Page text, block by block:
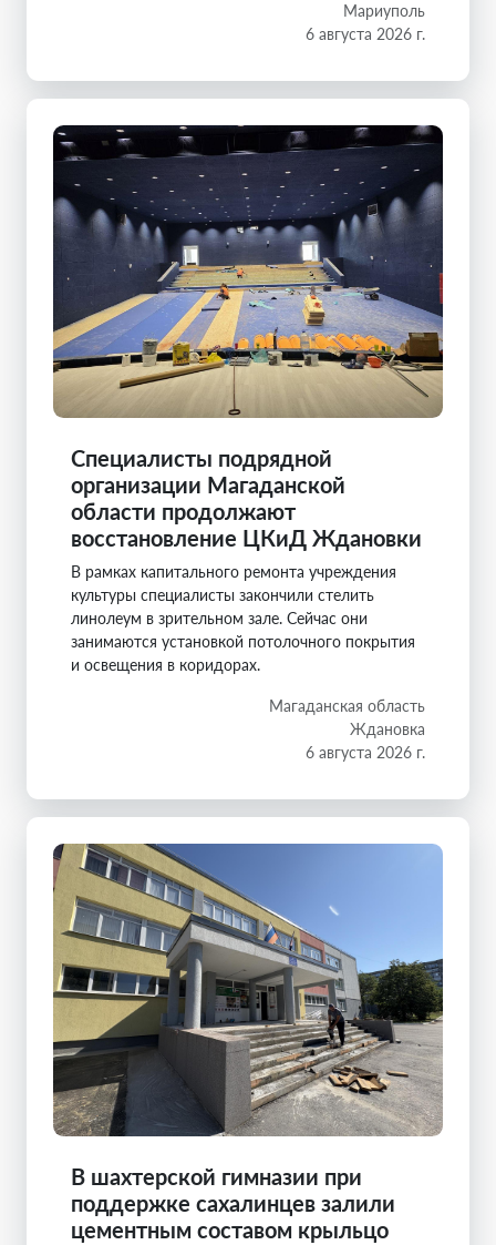
Мариуполь
6 августа 2026 г.
Специалисты подрядной
организации Магаданской
области продолжают
восстановление ЦКиД Ждановки
В рамках капитального ремонта учреждения
культуры специалисты закончили стелить
линолеум в зрительном зале. Сейчас они
занимаются установкой потолочного покрытия
и освещения в коридорах.
Магаданская область
Ждановка
6 августа 2026 г.
В шахтерской гимназии при
поддержке сахалинцев залили
цементным составом крыльцо